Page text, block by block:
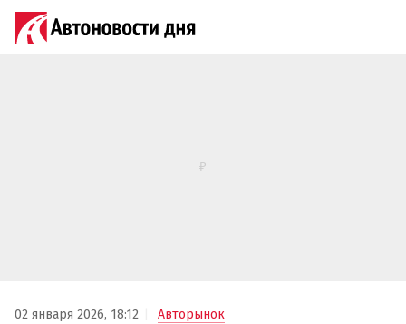
02 января 2026, 18:12 Авторынок